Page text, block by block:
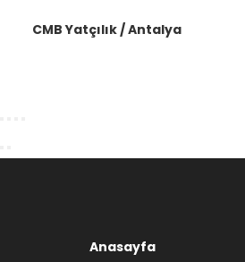
CMB Yatçılık / Antalya
Anasayfa